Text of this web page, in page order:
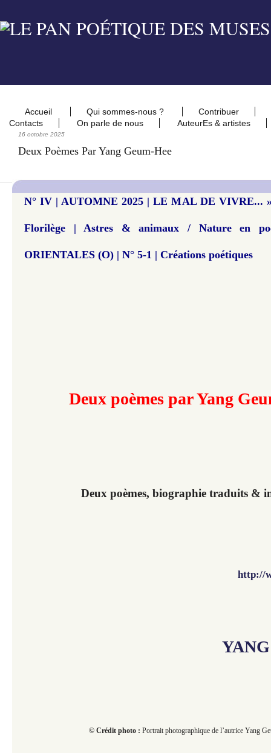
Accueil Qui sommes-nous ?
Contribuer
Contacts
On parle de nous AuteurEs & artistes
16 octobre 2025
Deux Poèmes Par Yang Geum-Hee
N° IV | AUTOMNE 2025 | LE MAL DE VIVRE...
Florilège | Astres & animaux / Nature en
ORIENTALES (O) | N° 5-1 | Créations poétiques
Deux poèmes par Yang
Deux poèmes, biographie traduits &
http://
© Crédit photo : Portrait photographique de l’autrice Yang